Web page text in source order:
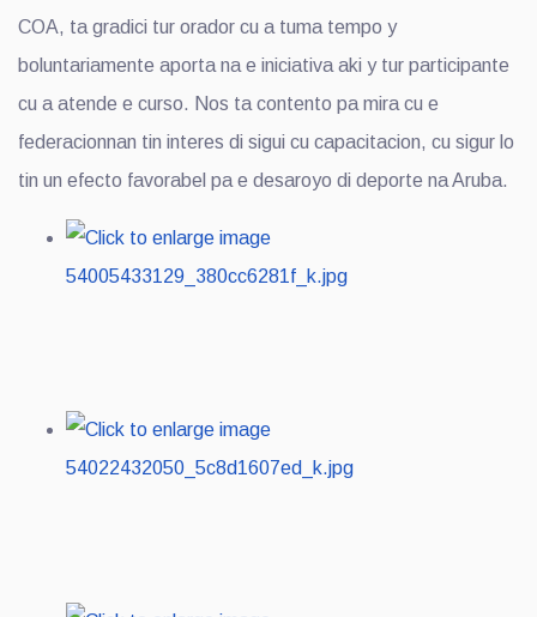
COA, ta gradici tur orador cu a tuma tempo y
boluntariamente aporta na e iniciativa aki y tur participante
cu a atende e curso. Nos ta contento pa mira cu e
federacionnan tin interes di sigui cu capacitacion, cu sigur lo
tin un efecto favorabel pa e desaroyo di deporte na Aruba.